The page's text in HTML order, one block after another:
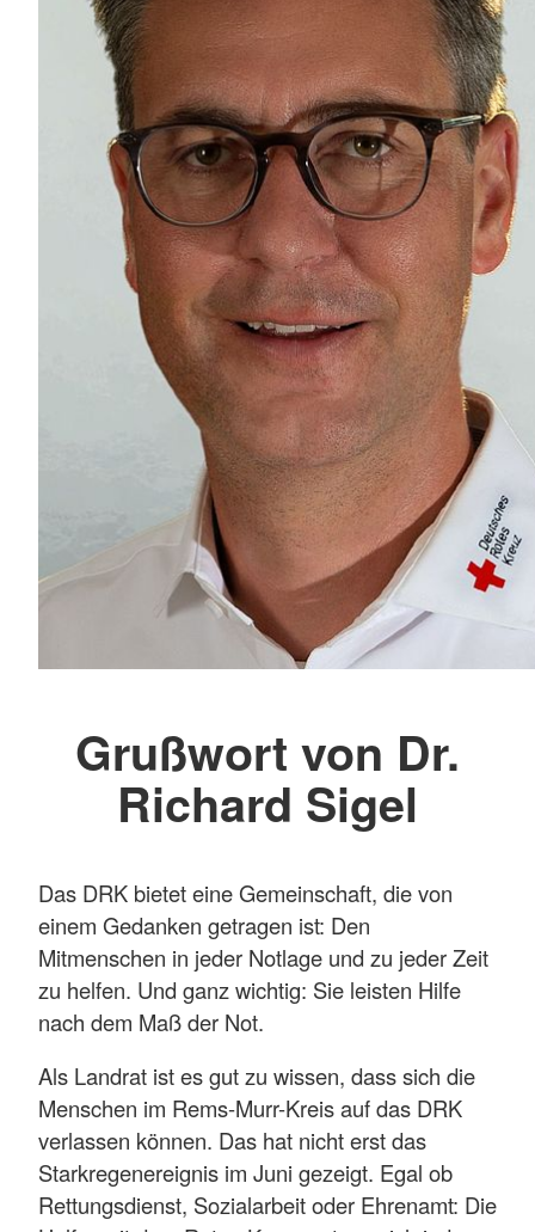
Grußwort von Dr.
Richard Sigel
Das DRK bietet eine Gemeinschaft, die von
einem Gedanken getragen ist: Den
Mitmenschen in jeder Notlage und zu jeder Zeit
zu helfen. Und ganz wichtig: Sie leisten Hilfe
nach dem Maß der Not.
Als Landrat ist es gut zu wissen, dass sich die
Menschen im Rems-Murr-Kreis auf das DRK
verlassen können. Das hat nicht erst das
Starkregenereignis im Juni gezeigt. Egal ob
Rettungsdienst, Sozialarbeit oder Ehrenamt: Die